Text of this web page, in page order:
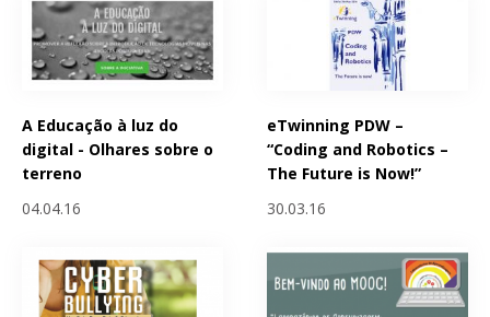
A Educação à luz do
digital - Olhares sobre o
terreno
04.04.16
eTwinning PDW –
“Coding and Robotics –
The Future is Now!”
30.03.16